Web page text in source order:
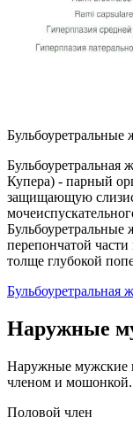
Бульбоуретральные
Бульбоуретральная
Купера) - парный
защищающую
Бульбоуретральные
перепончатой
толще глубокой
Бульбоуретральная
Наружные
Наружные мужские
членом и мошонкой.
Половой член